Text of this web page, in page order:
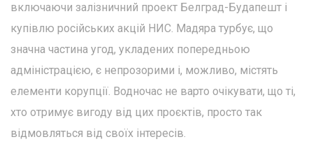
включаючи залізничний проект Белград-Будапешт і
купівлю російських акцій НИС. Мадяра турбує, що
значна частина угод, укладених попередньою
адміністрацією, є непрозорими і, можливо, містять
елементи корупції. Водночас не варто очікувати, що ті,
хто отримує вигоду від цих проєктів, просто так
відмовляться від своїх інтересів.